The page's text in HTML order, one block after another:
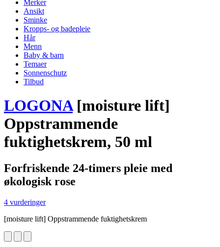
Merker
Ansikt
Sminke
Kropps- og badepleie
Hår
Menn
Baby & barn
Temaer
Sonnenschutz
Tilbud
LOGONA[moisture lift]
Oppstrammende
fuktighetskrem, 50 ml
Forfriskende 24-timers pleie med
økologisk rose
4 vurderinger
[moisture lift] Oppstrammende fuktighetskrem